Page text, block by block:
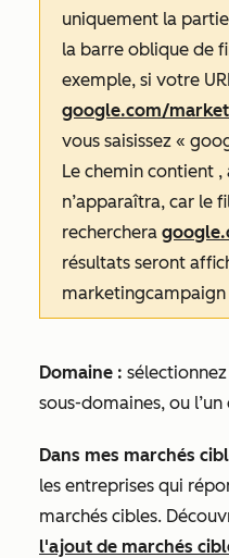
uniquement la
la barre oblique de
exemple, si votre
google.com/
vous saisissez «
Le chemin contient ,
n’apparaîtra, car le
recherchera
résultats seront
marketingcampaign
Domaine :
sous-domaines, ou l’un
Dans mes marchés
les entreprises qui
marchés cibles.
l'ajout de marchés